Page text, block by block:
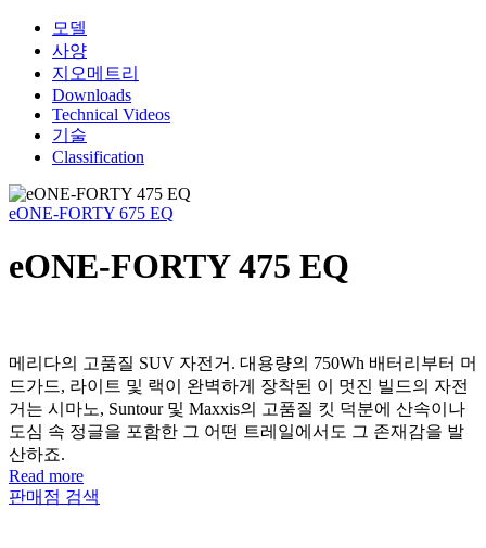
모델
사양
지오메트리
Downloads
Technical Videos
기술
Classification
eONE-FORTY 675 EQ
eONE-FORTY 475 EQ
메리다의 고품질 SUV 자전거. 대용량의 750Wh 배터리부터 머
드가드, 라이트 및 랙이 완벽하게 장착된 이 멋진 빌드의 자전
거는 시마노, Suntour 및 Maxxis의 고품질 킷 덕분에 산속이나
도심 속 정글을 포함한 그 어떤 트레일에서도 그 존재감을 발
산하죠.
Read more
판매점 검색